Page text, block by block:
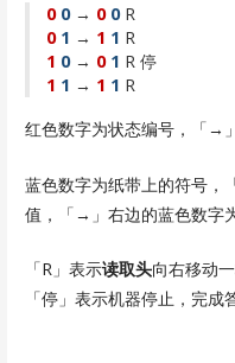
0 0→ 0 0R
0 1 → 1 1 R
1 0→ 0 1 R 停
1 1 → 1 1 R
红色数字为状态编号，「→
蓝色数字为纸带上的符号
值，「→」右边的蓝色数字
「R」表示读取头向右移动
「停」表示机器停止，完成